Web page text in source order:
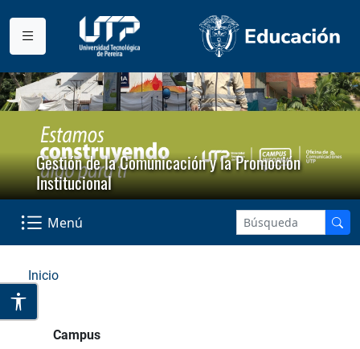
Gestión de la Comunicación y la Promoción
Institucional
Menú
Inicio
Campus